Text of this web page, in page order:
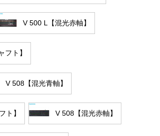
V 500 L【混光赤軸】
フト】
V 508【混光青軸】
ト】 V 508【混光赤軸】